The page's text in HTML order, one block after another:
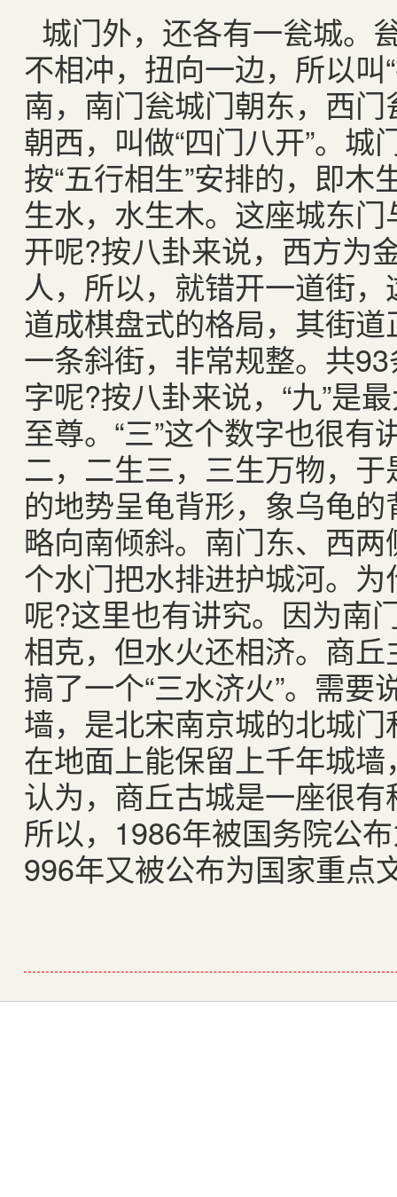
城门外，还各有一瓮城。
不相冲，扭向一边，所以叫
南，南门瓮城门朝东，西
朝西，叫做“四门八开”。
按“五行相生”安排的，即
生水，水生木。这座城东
开呢?按八卦来说，西方为
人，所以，就错开一道街
道成棋盘式的格局，其街
一条斜街，非常规整。共
字呢?按八卦来说，“九”是
至尊。“三”这个数字也很
二，二生三，三生万物，
的地势呈龟背形，象乌龟
略向南倾斜。南门东、西
个水门把水排进护城河。
呢?这里也有讲究。因为南
相克，但水火还相济。商
搞了一个“三水济火”。需
墙，是北宋南京城的北城
在地面上能保留上千年城
认为，商丘古城是一座很
所以，1986年被国务院公
996年又被公布为国家重点